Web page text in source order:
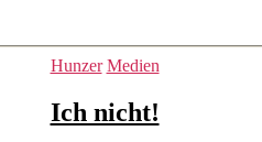
Kategorien
Hunzer Medien
Ich nicht!